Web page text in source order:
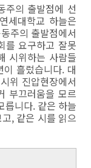
주의 출발점에 선
세대학교 하늘은
주의 출발점에서
를 요구하고 잘못
시위하는 사람들
흘렀습니다. 대
위 진압현장에서
부끄러움을 모르
릅니다. 같은 하늘
, 같은 시를 읽으